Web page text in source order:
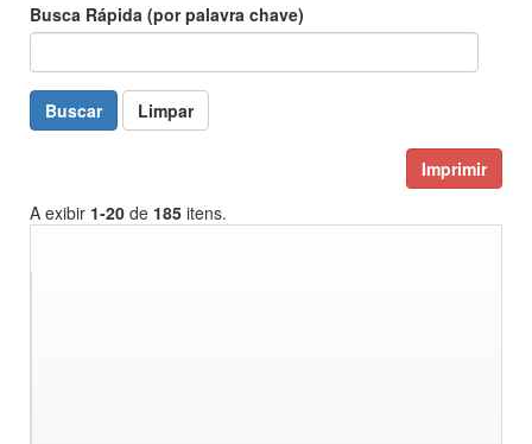
Busca Rápida (por palavra chave)
Buscar Limpar
Imprimir
A exibir 1-20 de 185 itens.